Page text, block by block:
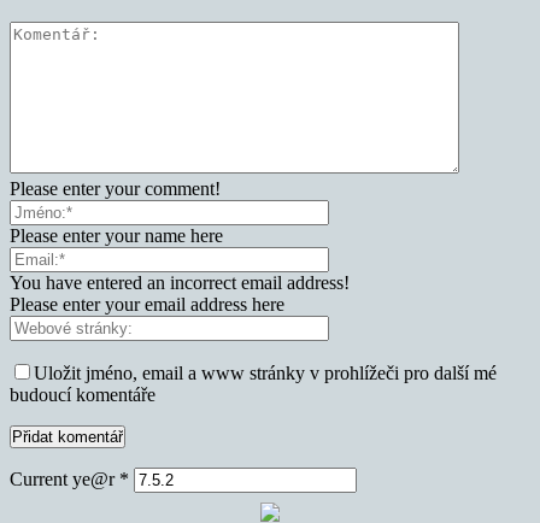
Please enter your comment!
Please enter your name here
You have entered an incorrect email address!
Please enter your email address here
Uložit jméno, email a www stránky v prohlížeči pro další mé
budoucí komentáře
Current ye@r *